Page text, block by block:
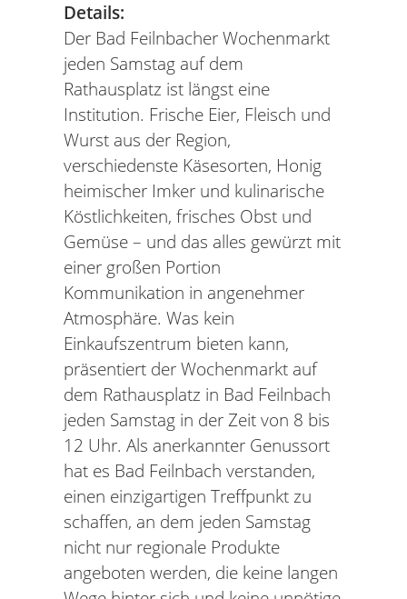
Details:
Der Bad Feilnbacher Wochenmarkt
jeden Samstag auf dem
Rathausplatz ist längst eine
Institution. Frische Eier, Fleisch und
Wurst aus der Region,
verschiedenste Käsesorten, Honig
heimischer Imker und kulinarische
Köstlichkeiten, frisches Obst und
Gemüse – und das alles gewürzt mit
einer großen Portion
Kommunikation in angenehmer
Atmosphäre. Was kein
Einkaufszentrum bieten kann,
präsentiert der Wochenmarkt auf
dem Rathausplatz in Bad Feilnbach
jeden Samstag in der Zeit von 8 bis
12 Uhr. Als anerkannter Genussort
hat es Bad Feilnbach verstanden,
einen einzigartigen Treffpunkt zu
schaffen, an dem jeden Samstag
nicht nur regionale Produkte
angeboten werden, die keine langen